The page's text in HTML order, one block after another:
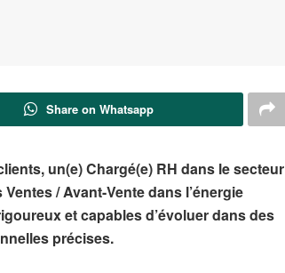
Share on Whatsapp
un(e) Chargé(e) RH dans le secteur
/ Avant-Vente dans l’énergie
et capables d’évoluer dans des
précises.